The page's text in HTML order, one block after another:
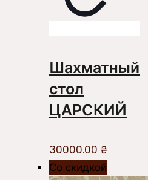
Шахматный
стол
ЦАРСКИЙ
30000.00 ₴
Со скидкой